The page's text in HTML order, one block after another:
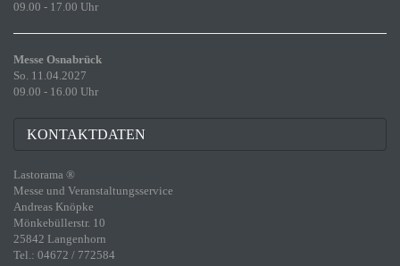
09.00 - 17.00 Uhr
Messe Osnabrück
So. 11.04.2027
09.00 - 16.00 Uhr
KONTAKTDATEN
Lastorama ®
Messe und Veranstaltungsservice
Andreas Knöpke
Mönkebüllerstr. 10
25842 Langenhorn
Tel.: 04672 / 772584